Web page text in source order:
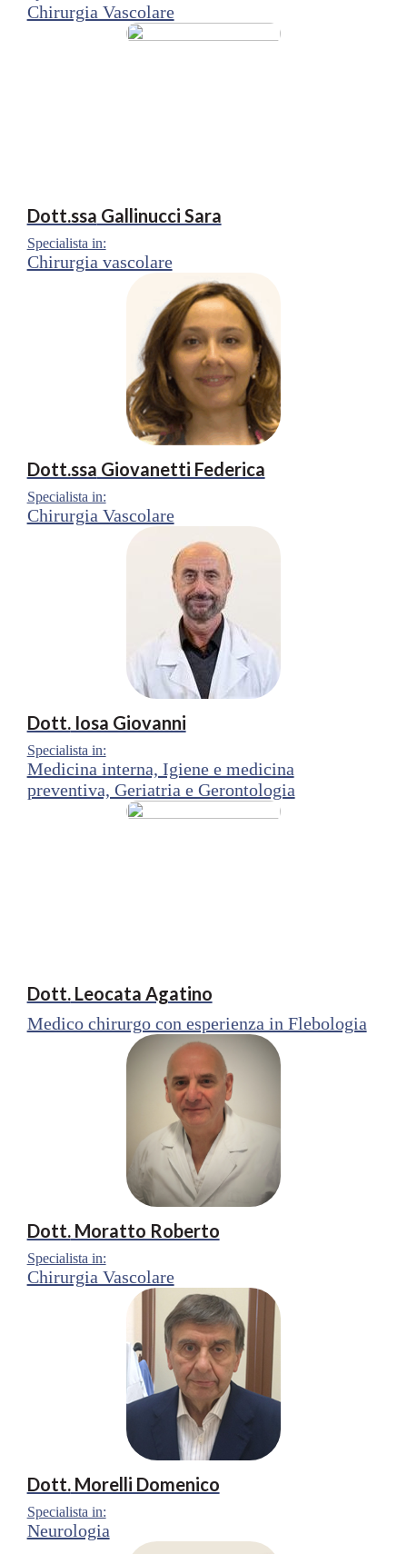
Chirurgia Vascolare
Dott.ssa Gallinucci Sara
Specialista in:
Chirurgia vascolare
Dott.ssa Giovanetti Federica
Specialista in:
Chirurgia Vascolare
Dott.Iosa Giovanni
Specialista in:
Medicina interna, Igiene e medicina
preventiva, Geriatria e Gerontologia
Dott.Leocata Agatino
Medico chirurgo con esperienza in Flebologia
Dott.Moratto Roberto
Specialista in:
Chirurgia Vascolare
Dott.Morelli Domenico
Specialista in:
Neurologia